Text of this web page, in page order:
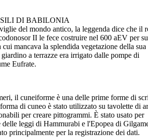
DI BABILONIA
del mondo antico, la leggenda dice che il
II le fece costruire nel 600 aEV per
mancava la splendida vegetazione della sua
a terrazze era irrigato dalle pompe di
Eufrate.
il cuneiforme è una delle prime forme di
di cuneo è stato utilizzato su tavolette di
per creare pittogrammi. È stato usato per
leggi di Hammurabi e l'Epopea di
principalmente per la registrazione dei dati.